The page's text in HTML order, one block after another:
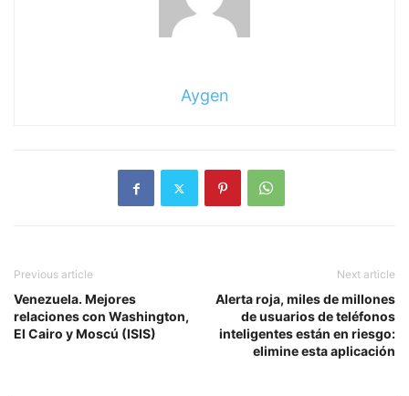
Aygen
Previous article
Venezuela. Mejores
relaciones con Washington,
El Cairo y Moscú (ISIS)
Next article
Alerta roja, miles de millones
de usuarios de teléfonos
inteligentes están en riesgo:
elimine esta aplicación